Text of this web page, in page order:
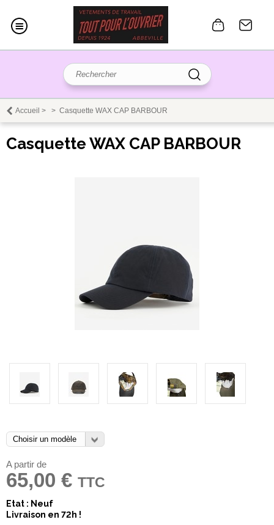
Accueil > > Casquette WAX CAP BARBOUR
Casquette WAX CAP BARBOUR
A partir de
65,00 € TTC
Etat : Neuf
Livraison en 72h !